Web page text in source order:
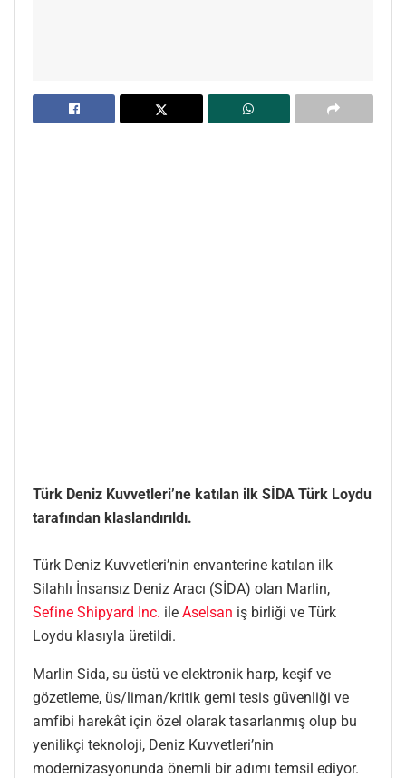
Türk Deniz Kuvvetleri’ne katılan ilk SİDA Türk Loydu
tarafından klaslandırıldı.
Türk Deniz Kuvvetleri’nin envanterine katılan ilk
Silahlı İnsansız Deniz Aracı (SİDA) olan Marlin,
Sefine Shipyard Inc. ile Aselsan iş birliği ve Türk
Loydu klasıyla üretildi.
Marlin Sida, su üstü ve elektronik harp, keşif ve
gözetleme, üs/liman/kritik gemi tesis güvenliği ve
amfibi harekât için özel olarak tasarlanmış olup bu
yenilikçi teknoloji, Deniz Kuvvetleri’nin
modernizasyonunda önemli bir adımı temsil ediyor.